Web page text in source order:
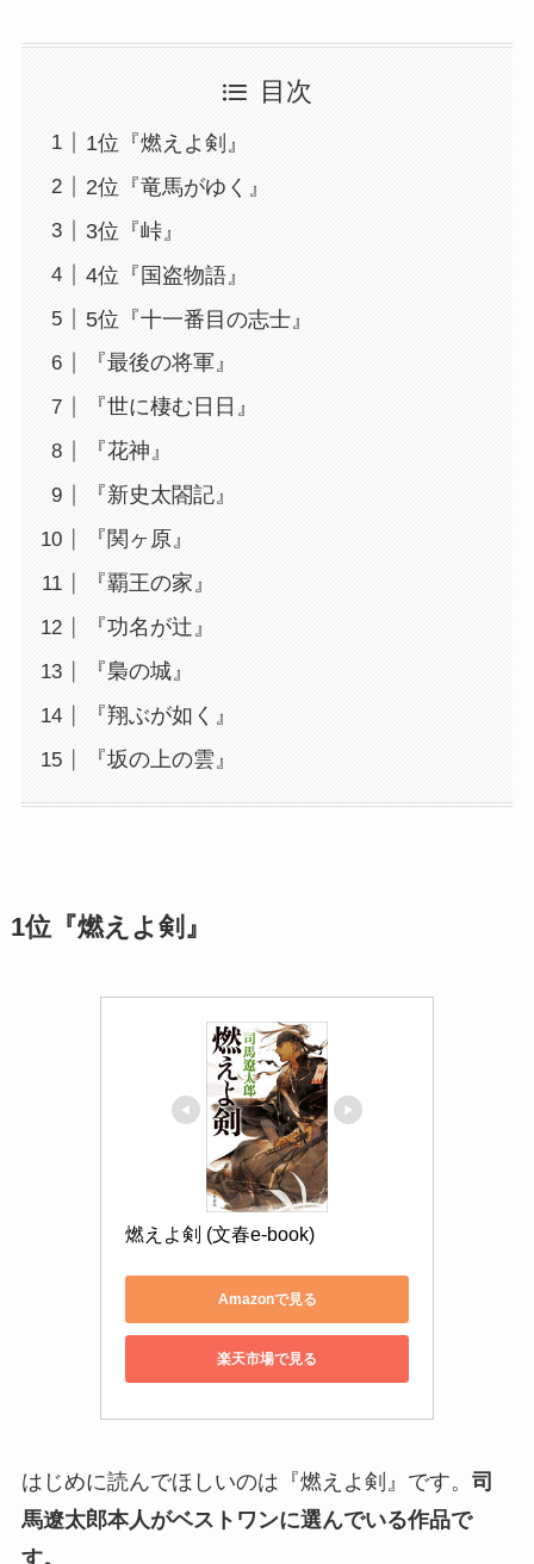
目次
1位『燃えよ剣』
2位『竜馬がゆく』
3位『峠』
4位『国盗物語』
5位『十一番目の志士』
『最後の将軍』
『世に棲む日日』
『花神』
『新史太閤記』
『関ヶ原』
『覇王の家』
『功名が辻』
『梟の城』
『翔ぶが如く』
『坂の上の雲』
1位『燃えよ剣』
燃えよ剣 (文春e-book)
Amazonで見る
楽天市場で見る
はじめに読んでほしいのは『燃えよ剣』です。 司
馬遼太郎本人がベストワンに選んでいる作品で
す。